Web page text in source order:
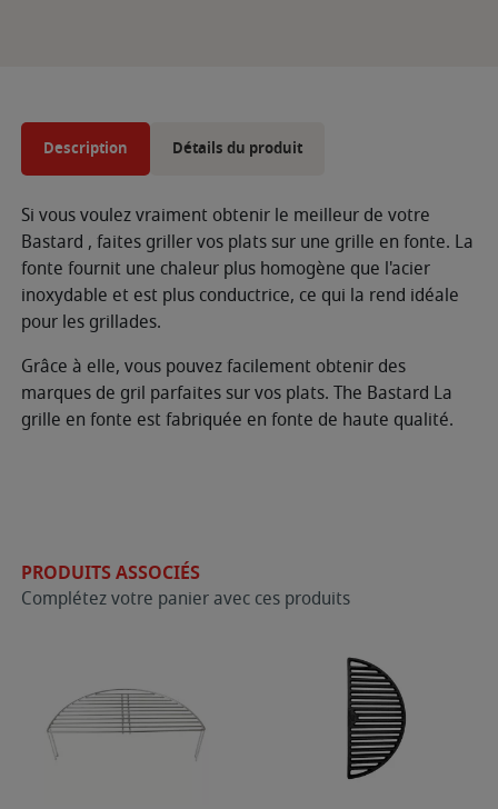
Description Détails du produit
Si vous voulez vraiment obtenir le meilleur de votre
Bastard , faites griller vos plats sur une grille en fonte. La
fonte fournit une chaleur plus homogène que l'acier
inoxydable et est plus conductrice, ce qui la rend idéale
pour les grillades.
Grâce à elle, vous pouvez facilement obtenir des
marques de gril parfaites sur vos plats. The Bastard La
grille en fonte est fabriquée en fonte de haute qualité.
PRODUITS ASSOCIÉS
Complétez votre panier avec ces produits